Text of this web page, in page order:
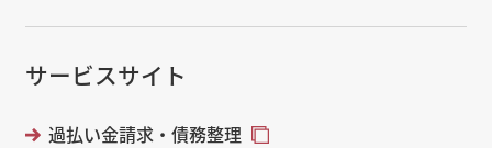
サービスサイト
過払い金請求・債務整理